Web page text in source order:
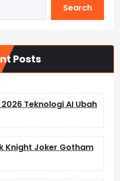
Search
Posts
Teknologi AI Ubah
Knight Joker Gotham